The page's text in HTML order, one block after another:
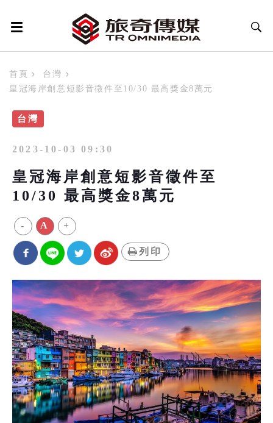
首頁
台灣
皇冠海岸創意短影音徵件至10/30 最高獎金8萬元
台灣
2023-10-03 09:30
皇冠海岸創意短影音徵件至
10/30 最高獎金8萬元
- A +
列印